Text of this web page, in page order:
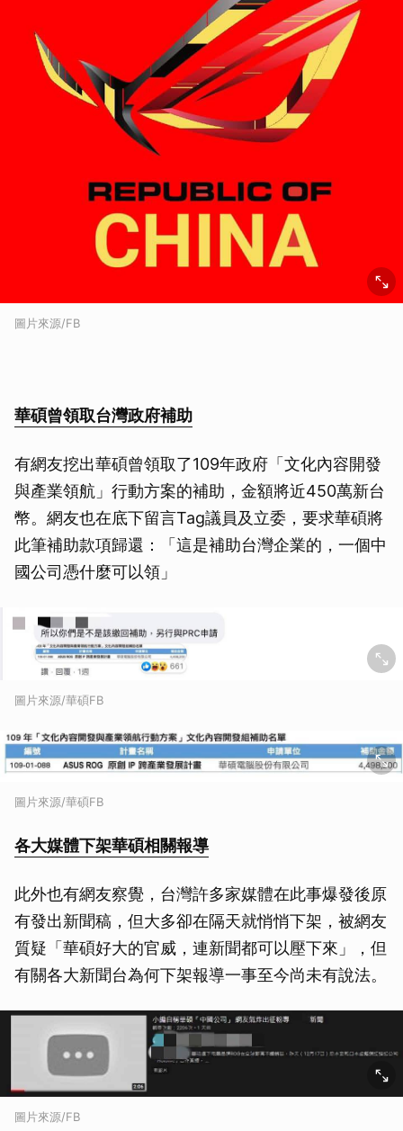
圖片來源/FB
華碩曾領取台灣政府補助
有網友挖出華碩曾領取了109年政府「文化內容開發
與產業領航」行動方案的補助，金額將近450萬新台
幣。網友也在底下留言Tag議員及立委，要求華碩將
此筆補助款項歸還：「這是補助台灣企業的，一個中
國公司憑什麼可以領」
圖片來源/華碩FB
圖片來源/華碩FB
各大媒體下架華碩相關報導
此外也有網友察覺，台灣許多家媒體在此事爆發後原
有發出新聞稿，但大多卻在隔天就悄悄下架，被網友
質疑「華碩好大的官威，連新聞都可以壓下來」，但
有關各大新聞台為何下架報導一事至今尚未有說法。
圖片來源/FB